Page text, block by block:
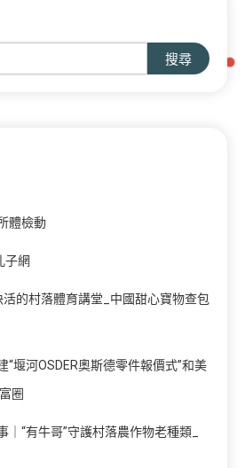
搜尋
體檢動
子網
的村落體育講堂_中國甜心寶物查包
“堰河OSDER奧斯德零件報價式”和美
圈
｜“有牛哥”守護村落農作物老種類_